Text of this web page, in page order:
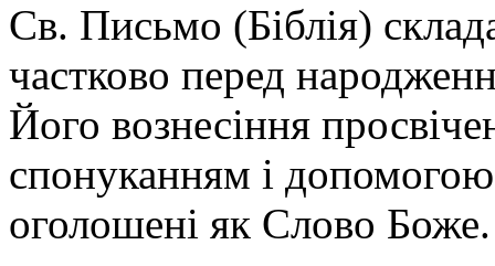
Св. Письмо (Біблія)
частково перед
Його вознесіння
спонуканням і
оголошені як Слово Боже.